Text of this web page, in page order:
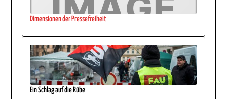
Dimensionen der Pressefreiheit
Ein Schlag auf die Rübe